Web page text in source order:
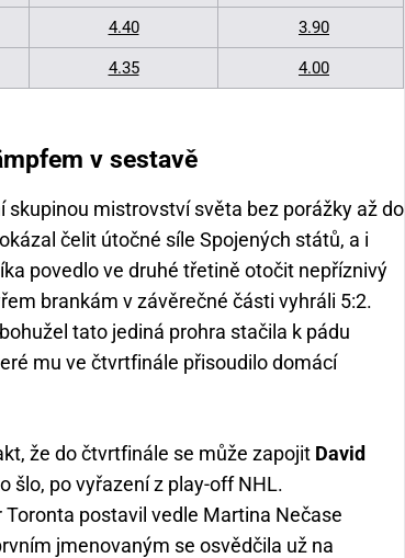
4.40 3.90
4.35 4.00
v sestavě
skupinou mistrovství světa bez porážky až do
čelit útočné síle Spojených států, a i
povedlo ve druhé třetině otočit nepříznivý
brankám v závěrečné části vyhráli 5:2.
tato jediná prohra stačila k pádu
mu ve čtvrtfinále přisoudilo domácí
že do čtvrtfinále se může zapojit David
šlo, po vyřazení z play-off NHL.
postavil vedle Martina Nečase
jmenovaným se osvědčila už na